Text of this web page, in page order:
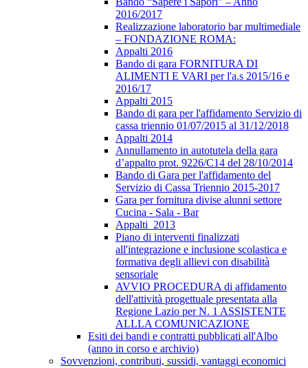
2016/2017
Realizzazione laboratorio bar multimediale
– FONDAZIONE ROMA:
Appalti 2016
Bando di gara FORNITURA DI
ALIMENTI E VARI per l'a.s 2015/16 e
2016/17
Appalti 2015
Bando di gara per l'affidamento Servizio di
cassa triennio 01/07/2015 al 31/12/2018
Appalti 2014
Annullamento in autotutela della gara
d’appalto prot. 9226/C14 del 28/10/2014
Bando di Gara per l'affidamento del
Servizio di Cassa Triennio 2015-2017
Gara per fornitura divise alunni settore
Cucina - Sala - Bar
Appalti_2013
Piano di interventi finalizzati
all'integrazione e inclusione scolastica e
formativa degli allievi con disabilità
sensoriale
AVVIO PROCEDURA di affidamento
dell'attività progettuale presentata alla
Regione Lazio per N. 1 ASSISTENTE
ALLLA COMUNICAZIONE
Esiti dei bandi e contratti pubblicati all'Albo
(anno in corso e archivio)
Sovvenzioni, contributi, sussidi, vantaggi economici